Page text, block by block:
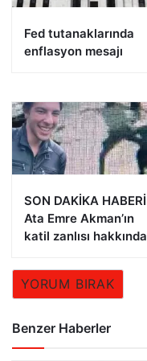
Fed tutanaklarında
enflasyon mesajı
SON DAKİKA HABERİ |
Ata Emre Akman’ın
katil zanlısı hakkında
YORUM BIRAK
Benzer Haberler